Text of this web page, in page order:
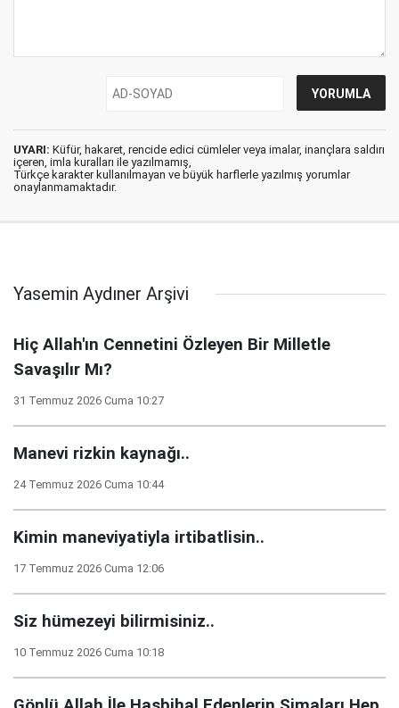
UYARI: Küfür, hakaret, rencide edici cümleler veya imalar, inançlara saldırı
içeren, imla kuralları ile yazılmamış,
Türkçe karakter kullanılmayan ve büyük harflerle yazılmış yorumlar
onaylanmamaktadır.
Yasemin Aydıner Arşivi
Hiç Allah'ın Cennetini Özleyen Bir Milletle
Savaşılır Mı?
31 Temmuz 2026 Cuma 10:27
Manevi rizkin kaynağı..
24 Temmuz 2026 Cuma 10:44
Kimin maneviyatiyla irtibatlisin..
17 Temmuz 2026 Cuma 12:06
Siz hümezeyi bilirmisiniz..
10 Temmuz 2026 Cuma 10:18